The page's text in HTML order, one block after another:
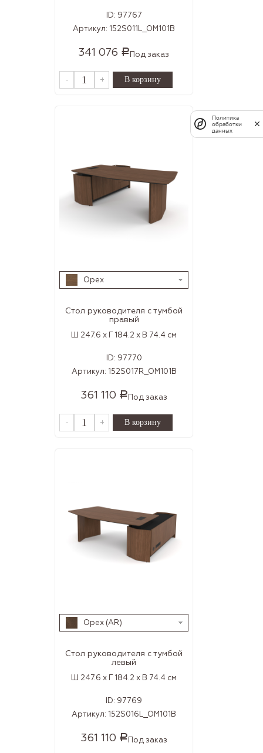
ID: 97767
Артикул: 152S011L_OM101B
341 076 Р Под заказ
- +
Орех
Стол руководителя с тумбой
правый
Ш 247.6 x Г 184.2 x В 74.4 см
ID: 97770
Артикул: 152S017R_OM101B
361 110 Р Под заказ
- +
Орех (AR)
Стол руководителя с тумбой
левый
Ш 247.6 x Г 184.2 x В 74.4 см
ID: 97769
Артикул: 152S016L_OM101B
361 110 Р Под заказ
Политика
обработки
данных